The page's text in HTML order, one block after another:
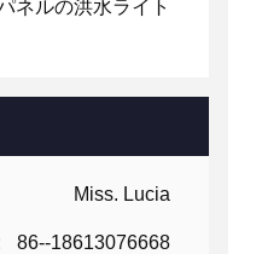
ネルの洪水ライト
Miss. Lucia
86--18613076668